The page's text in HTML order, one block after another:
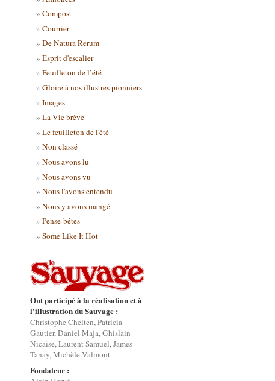
Compost
Courrier
De Natura Rerum
Esprit d'escalier
Feuilleton de l’été
Gloire à nos illustres pionniers
Images
La Vie brève
Le feuilleton de l'été
Non classé
Nous avons lu
Nous avons vu
Nous l'avons entendu
Nous y avons mangé
Pense-bêtes
Some Like It Hot
Ont participé à la réalisation et à
l'illustration du Sauvage :
Christophe Chelten, Patricia
Gautier, Daniel Maja, Ghislain
Nicaise, Laurent Samuel, James
Tanay, Michèle Valmont
Fondateur :